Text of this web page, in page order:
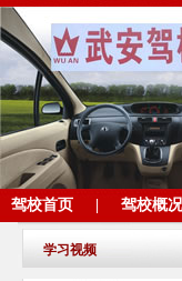
驾校首页 驾校概况
学习视频